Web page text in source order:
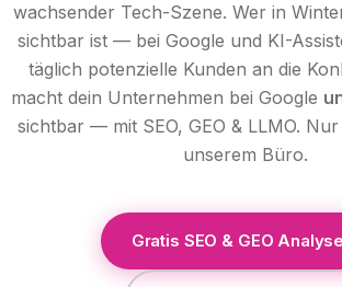
wachsender Tech-Szene. Wer in
sichtbar ist — bei Google und KI-
täglich potenzielle Kunden an die
macht dein Unternehmen bei Google
sichtbar — mit SEO, GEO & LLMO.
unserem Büro.
Gratis SEO & GEO Analyse